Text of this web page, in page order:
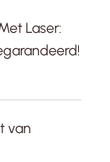
Laser:
van